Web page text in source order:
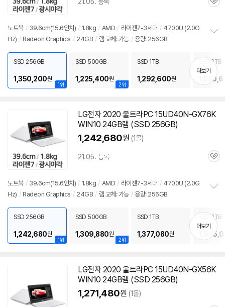
관
노트북 / 39.6cm(15.6인치) / 1.8kg / AMD / 라이젠7-3세대 / 4700U (2.0G
Hz) / Radeon Graphics / 24GB / 램 교체: 가능 / 용량: 256GB
펼
치
기
1위
SSD 256GB
1,350,200원
2위
SSD 500GB
1,225,400원
SSD 1TB
1,292,600원
SSD 2TB
더보기
LG전자 2020 울트라PC 15UD40N-GX76K
WIN10 24GB램 (SSD 256GB)
1,242,680원 (1몰)
21.05. 등록
관
노트북 / 39.6cm(15.6인치) / 1.8kg / AMD / 라이젠7-3세대 / 4700U (2.0G
Hz) / Radeon Graphics / 24GB / 램 교체: 가능 / 용량: 256GB
펼
치
기
1위
SSD 256GB
1,242,680원
2위
SSD 500GB
1,309,880원
SSD 1TB
1,377,080원
SSD 2TB
더보기
LG전자 2020 울트라PC 15UD40N-GX56K
WIN10 24GB램 (SSD 256GB)
1,271,480원 (1몰)